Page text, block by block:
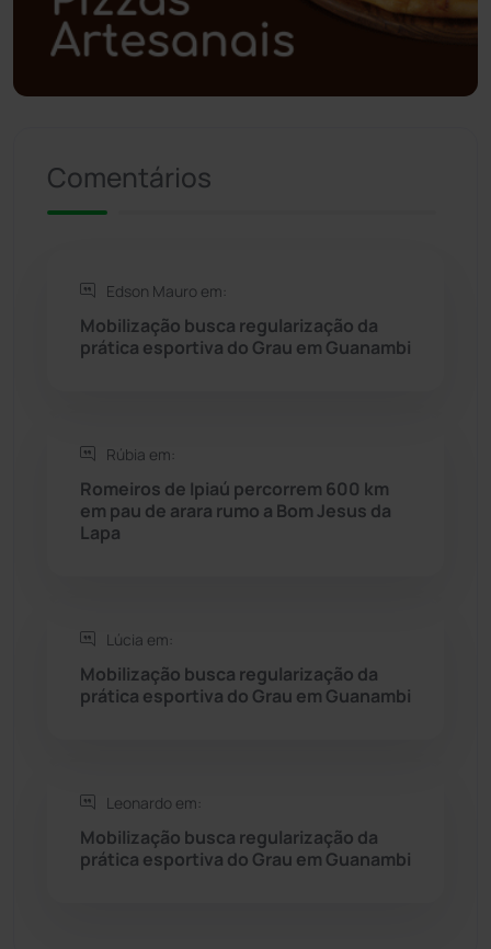
Política (03)
Presidente Jânio Qu... (125)
Rio de Contas
Rio do Antônio
Rio do Pires (97)
Seabra
Sebastião Laranjeiras
Sudoeste Baiano
Tanhaçu (425)
Comentários
Edson Mauro em:
Mobilização busca regularização da
prática esportiva do Grau em Guanambi
Rúbia em:
Romeiros de Ipiaú percorrem 600 km
em pau de arara rumo a Bom Jesus da
Lapa
Lúcia em:
Mobilização busca regularização da
prática esportiva do Grau em Guanambi
Leonardo em:
Mobilização busca regularização da
prática esportiva do Grau em Guanambi